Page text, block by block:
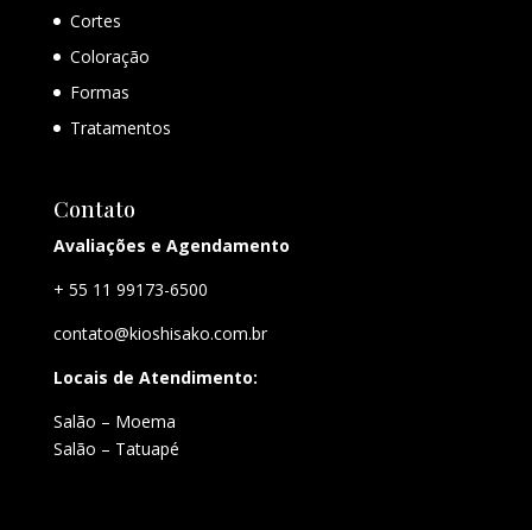
Cortes
Coloração
Formas
Tratamentos
Contato
Avaliações e Agendamento
+ 55 11 99173-6500
contato@kioshisako.com.br
Locais de Atendimento:
Salão – Moema
Salão – Tatuapé